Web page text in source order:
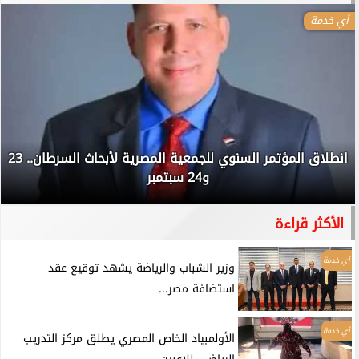
أي خدمة
انطلاق المؤتمر السنوي للجمعية المصرية لأبحاث السرطان.. 23
و24 سبتمبر
الأكثر قراءة
أي خدمة
وزير الشباب والرياضة يشهد توقيع عقد
استضافة مصر...
أي خدمة
الأولمبياد الخاص المصري يطلق مركز التدريب